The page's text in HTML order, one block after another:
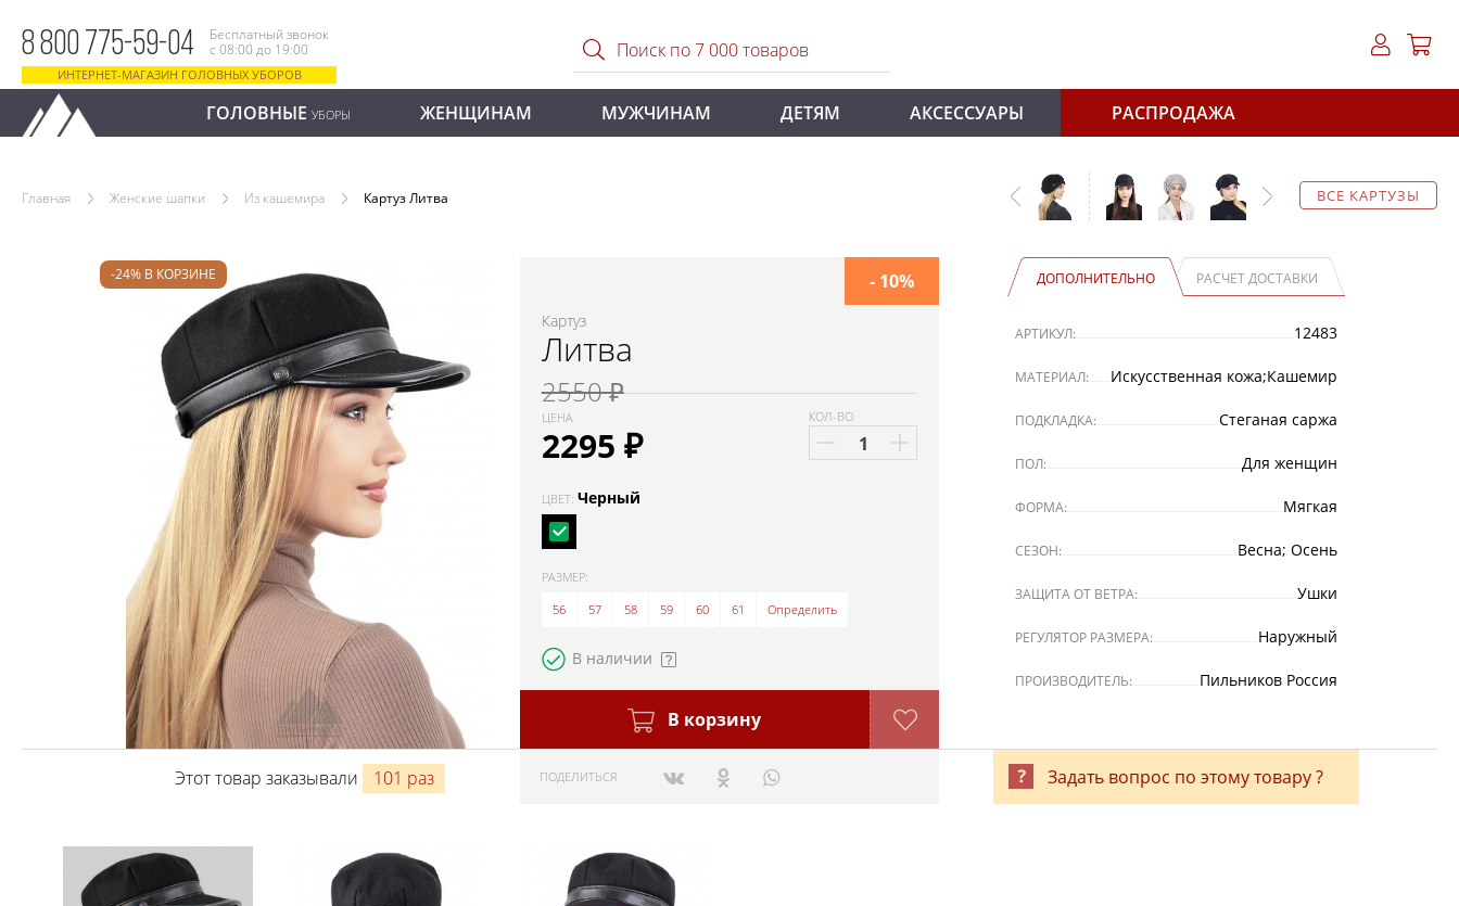
8 800 775-59-04
Бесплатный звонок
с 08:00 до 19:00
ИНТЕРНЕТ-МАГАЗИН ГОЛОВНЫХ УБОРОВ
ГОЛОВНЫЕ УБОРЫ ЖЕНЩИНАМ МУЖЧИНАМ ДЕТЯМ АКСЕССУАРЫ РАСПРОДАЖА
ВСЕ КАРТУЗЫ
Главная Женские шапки Из кашемира Картуз Литва
-24% В КОРЗИНЕ
Картуз
Литва
2550 ₽
ЦЕНА
2295 ₽
- 10%
КОЛ-ВО
ЦВЕТ: Черный
РАЗМЕР:
56
57 58 59 60 61 Определить
В наличии
В корзину
ПОДЕЛИТЬСЯ
ДОПОЛНИТЕЛЬНО РАСЧЕТ ДОСТАВКИ
АРТИКУЛ: 12483
МАТЕРИАЛ: Искусственная кожа;Кашемир
ПОДКЛАДКА: Стеганая саржа
ПОЛ: Для женщин
ФОРМА: Мягкая
СЕЗОН: Весна; Осень
ЗАЩИТА ОТ ВЕТРА: Ушки
РЕГУЛЯТОР РАЗМЕРА: Наружный
ПРОИЗВОДИТЕЛЬ: Пильников Россия
Этот товар заказывали 101 раз Задать вопрос по этому товару ?